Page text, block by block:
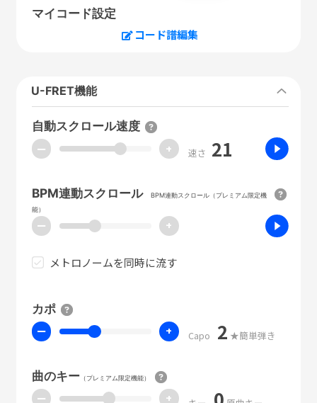
マイコード設定
コード譜編集
U-FRET機能
自動スクロール速度
ー + 速さ 21
BPM連動スクロール
BPM連動スクロール（プレミアム限定機
能）
ー +
メトロノームを同時に流す
カポ
ー + Capo 2 ★簡単弾き
曲のキー（プレミアム限定機能）
ー +